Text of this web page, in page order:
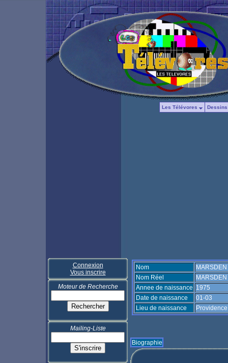
Les Télévores
Connexion
Vous inscrire
Moteur de Recherche
Mailing-Liste
Nom
Nom Réel
Annee de naissance 1975
Date de naissance
01-03
Lieu de naissance
Biographie